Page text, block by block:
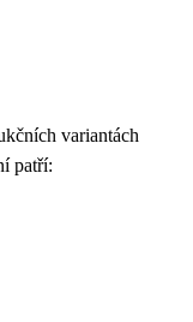
variantách
patří: